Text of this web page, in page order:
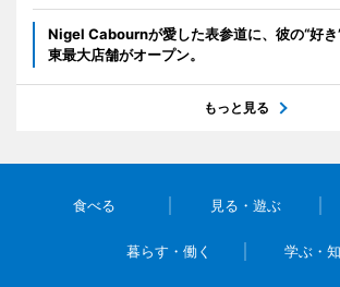
Nigel Cabournが愛した表参道に、彼の“好き
東最大店舗がオープン。
もっと見る
食べる 見る・遊ぶ
暮らす・働く 学ぶ・